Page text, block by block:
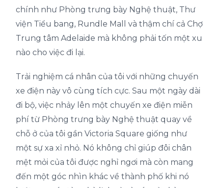
chính như Phòng trưng bày Nghệ thuật, Thư
viện Tiểu bang, Rundle Mall và thậm chí cả Chợ
Trung tâm Adelaide mà không phải tốn một xu
nào cho việc đi lại.
Trải nghiệm cá nhân của tôi với những chuyến
xe điện này vô cùng tích cực. Sau một ngày dài
đi bộ, việc nhảy lên một chuyến xe điện miễn
phí từ Phòng trưng bày Nghệ thuật quay về
chỗ ở của tôi gần Victoria Square giống như
một sự xa xỉ nhỏ. Nó không chỉ giúp đôi chân
mệt mỏi của tôi được nghỉ ngơi mà còn mang
đến một góc nhìn khác về thành phố khi nó